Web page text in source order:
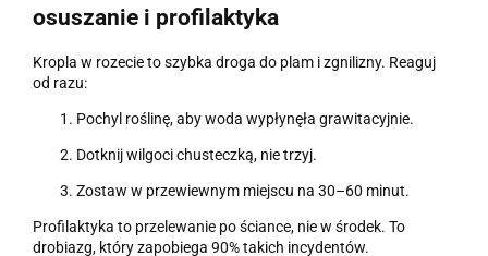
osuszanie i profilaktyka
Kropla w rozecie to szybka droga do plam i zgnilizny. Reaguj
od razu:
Pochyl roślinę, aby woda wypłynęła grawitacyjnie.
Dotknij wilgoci chusteczką, nie trzyj.
Zostaw w przewiewnym miejscu na 30–60 minut.
Profilaktyka to przelewanie po ściance, nie w środek. To
drobiazg, który zapobiega 90% takich incydentów.